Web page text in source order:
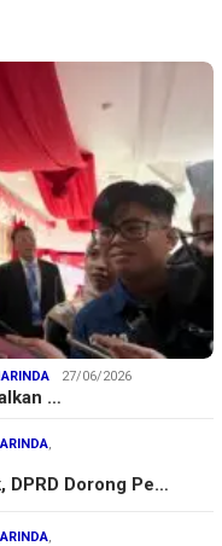
27/06/2026
…
DPRD Dorong Pe…